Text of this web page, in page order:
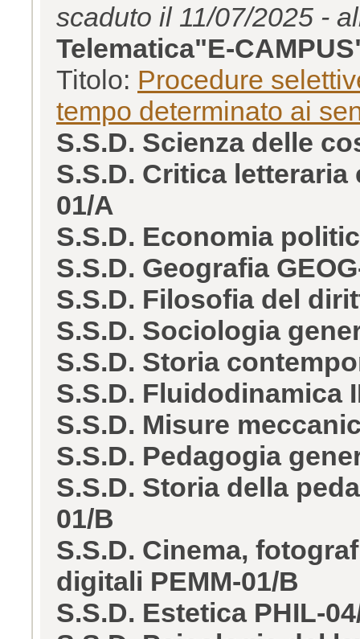
scaduto il 11/07/2025 -
Telematica"E-
Titolo: Procedure
tempo determinato ai
S.S.D. Scienza delle
S.S.D. Critica
01/A
S.S.D. Economia
S.S.D. Geografia
S.S.D. Filosofia del
S.S.D. Sociologia
S.S.D. Storia
S.S.D. Fluidodinamica
S.S.D. Misure
S.S.D. Pedagogia
S.S.D. Storia della
01/B
S.S.D. Cinema,
digitali PEMM-01/B
S.S.D. Estetica PHIL-